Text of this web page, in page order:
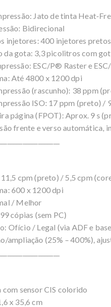
Jato de tinta Heat-
Bidirecional
injetores: 400 injetores
da gota: 3,3 picolitros com
ESC/P® Raster e
Até 4800 x 1200 dpi
(rascunho): 38 ppm
ISO: 17 ppm (preto) /
página (FPOT): Aprox. 9 s
frente e verso automática,
cpm (preto) / 5,5 cpm
600 x 1200 dpi
/ Melhor
cópias (sem PC)
Ofício / Legal (via ADF e
ampliação (25% – 400%),
com sensor CIS colorido
x 35,6 cm